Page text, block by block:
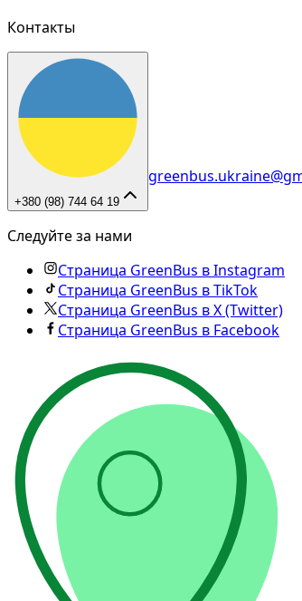
Контакты
+380 (98) 744 64 19
Следуйте за нами
Страница GreenBus в Instagram
Страница GreenBus в TikTok
Страница GreenBus в X (Twitter)
Страница GreenBus в Facebook